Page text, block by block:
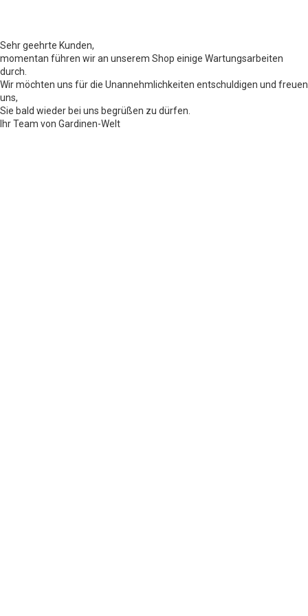
Sehr geehrte Kunden,
momentan führen wir an unserem Shop einige Wartungsarbeiten
durch.
Wir möchten uns für die Unannehmlichkeiten entschuldigen und freuen
uns,
Sie bald wieder bei uns begrüßen zu dürfen.
Ihr Team von Gardinen-Welt